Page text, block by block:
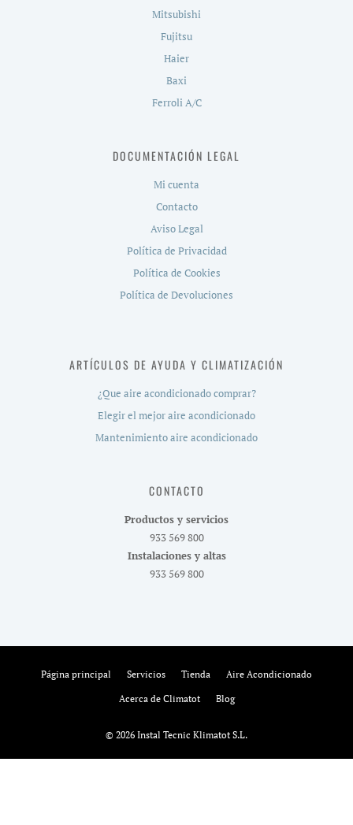
Mitsubishi
Fujitsu
Haier
Baxi
Ferroli A/C
DOCUMENTACIÓN LEGAL
Mi cuenta
Contacto
Aviso Legal
Política de Privacidad
Política de Cookies
Política de Devoluciones
ARTÍCULOS DE AYUDA Y CLIMATIZACIÓN
¿Que aire acondicionado comprar?
Elegir el mejor aire acondicionado
Mantenimiento aire acondicionado
CONTACTO
Productos y servicios
933 569 800
Instalaciones y altas
933 569 800
Página principal Servicios Tienda Aire Acondicionado
Acerca de Climatot Blog
© 2026 Instal Tecnic Klimatot S.L.